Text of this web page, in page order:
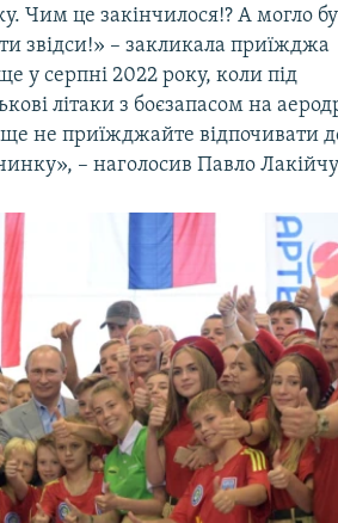
Чим це закінчилося!? А могло
звідси!» – закликала приїжджа
у серпні 2022 року, коли під
літаки з боєзапасом на
не приїжджайте відпочивати
– наголосив Павло